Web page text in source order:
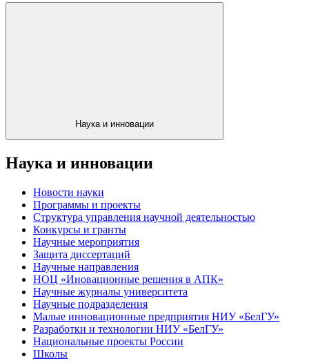
Наука и инновации
Наука и инновации
Новости науки
Программы и проекты
Структура управления научной деятельностью
Конкурсы и гранты
Научные мероприятия
Защита диссертаций
Научные направления
НОЦ «Иновационные решения в АПК»
Научные журналы университета
Научные подразделения
Малые инновационные предприятия НИУ «БелГУ»
Разработки и технологии НИУ «БелГУ»
Национальные проекты России
Школы